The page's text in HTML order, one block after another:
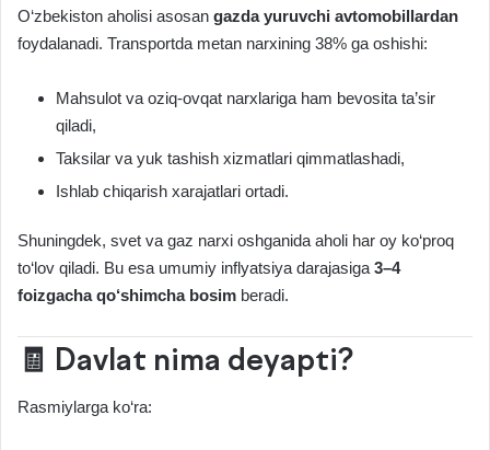
O‘zbekiston aholisi asosan gazda yuruvchi avtomobillardan
foydalanadi. Transportda metan narxining 38% ga oshishi:
Mahsulot va oziq-ovqat narxlariga ham bevosita ta’sir
qiladi,
Taksilar va yuk tashish xizmatlari qimmatlashadi,
Ishlab chiqarish xarajatlari ortadi.
Shuningdek, svet va gaz narxi oshganida aholi har oy ko‘proq
to‘lov qiladi. Bu esa umumiy inflyatsiya darajasiga 3–4
foizgacha qo‘shimcha bosim beradi.
🧾 Davlat nima deyapti?
Rasmiylarga ko‘ra: